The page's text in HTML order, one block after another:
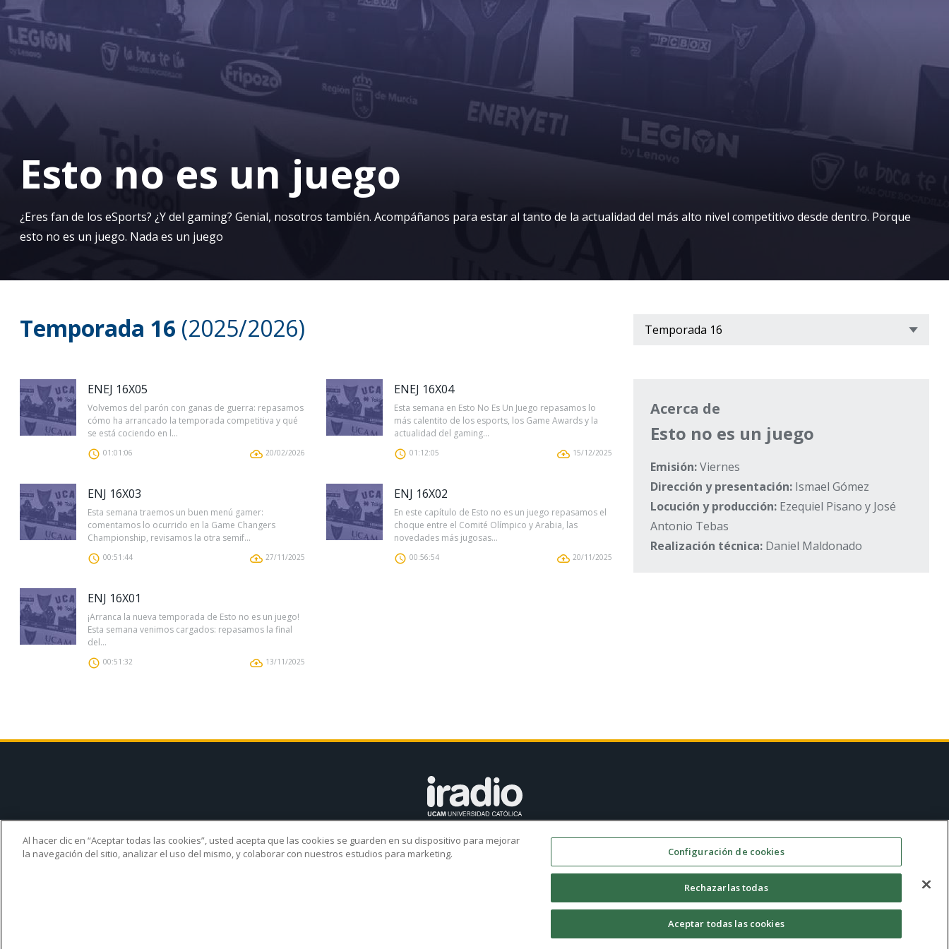
Esto no es un juego
¿Eres fan de los eSports? ¿Y del gaming? Genial, nosotros también. Acompáñanos para estar al tanto de la actualidad del más alto nivel competitivo desde dentro. Porque
esto no es un juego. Nada es un juego
Temporada 16 (2025/2026)
ENEJ 16X05
Volvemos del parón con ganas de guerra: repasamos
cómo ha arrancado la temporada competitiva y qué
se está cociendo en l...
01:01:06 20/02/2026
ENEJ 16X04
Esta semana en Esto No Es Un Juego repasamos lo
más calentito de los esports, los Game Awards y la
actualidad del gaming...
01:12:05 15/12/2025
ENJ 16X03
Esta semana traemos un buen menú gamer:
comentamos lo ocurrido en la Game Changers
Championship, revisamos la otra semif...
00:51:44 27/11/2025
ENJ 16X02
En este capítulo de Esto no es un juego repasamos el
choque entre el Comité Olímpico y Arabia, las
novedades más jugosas...
00:56:54 20/11/2025
ENJ 16X01
¡Arranca la nueva temporada de Esto no es un juego!
Esta semana venimos cargados: repasamos la final
del...
00:51:32 13/11/2025
Acerca de
Esto no es un juego
Emisión:Viernes
Dirección y presentación: Ismael Gómez
Locución y producción: Ezequiel Pisano y José
Antonio Tebas
Realización técnica: Daniel Maldonado
¿Quiénes somos? Parrilla Programas Contacto
Al hacer clic en “Aceptar todas las cookies”, usted acepta que las cookies se guarden en su dispositivo para mejorar
la navegación del sitio, analizar el uso del mismo, y colaborar con nuestros estudios para marketing.
Configuración de cookies
Rechazarlas todas
Aceptar todas las cookies